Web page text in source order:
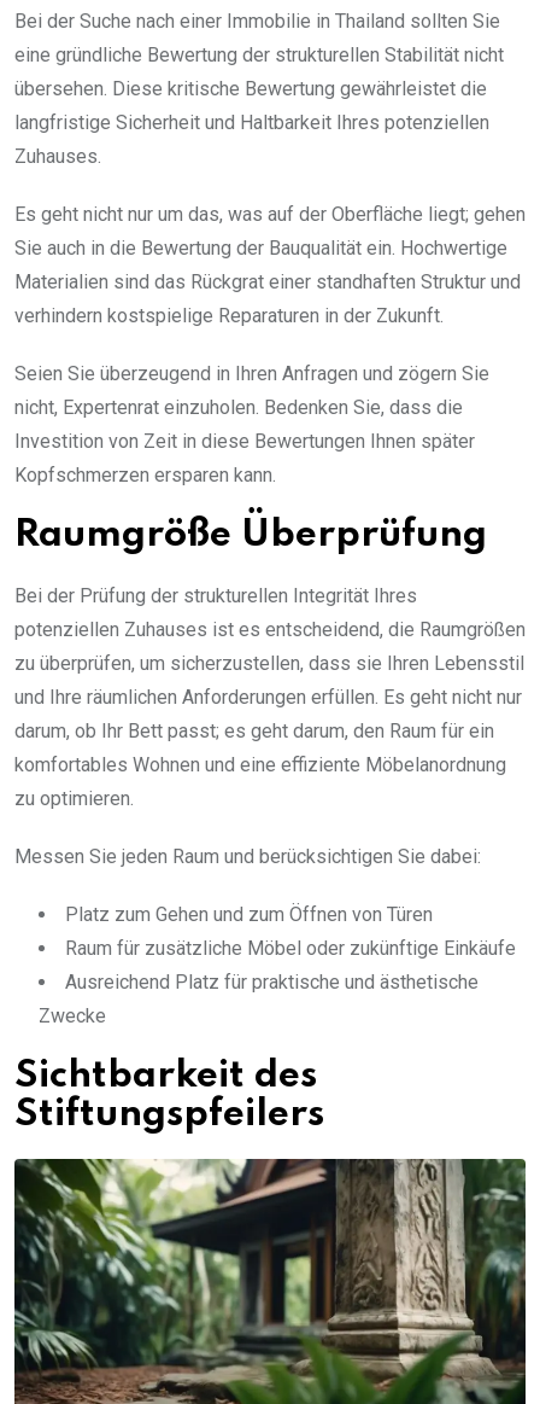
Bei der Suche nach einer Immobilie in Thailand sollten Sie
eine gründliche Bewertung der strukturellen Stabilität nicht
übersehen. Diese kritische Bewertung gewährleistet die
langfristige Sicherheit und Haltbarkeit Ihres potenziellen
Zuhauses.
Es geht nicht nur um das, was auf der Oberfläche liegt; gehen
Sie auch in die Bewertung der Bauqualität ein. Hochwertige
Materialien sind das Rückgrat einer standhaften Struktur und
verhindern kostspielige Reparaturen in der Zukunft.
Seien Sie überzeugend in Ihren Anfragen und zögern Sie
nicht, Expertenrat einzuholen. Bedenken Sie, dass die
Investition von Zeit in diese Bewertungen Ihnen später
Kopfschmerzen ersparen kann.
Raumgröße Überprüfung
Bei der Prüfung der strukturellen Integrität Ihres
potenziellen Zuhauses ist es entscheidend, die Raumgrößen
zu überprüfen, um sicherzustellen, dass sie Ihren Lebensstil
und Ihre räumlichen Anforderungen erfüllen. Es geht nicht nur
darum, ob Ihr Bett passt; es geht darum, den Raum für ein
komfortables Wohnen und eine effiziente Möbelanordnung
zu optimieren.
Messen Sie jeden Raum und berücksichtigen Sie dabei:
Platz zum Gehen und zum Öffnen von Türen
Raum für zusätzliche Möbel oder zukünftige Einkäufe
Ausreichend Platz für praktische und ästhetische
Zwecke
Sichtbarkeit des
Stiftungspfeilers